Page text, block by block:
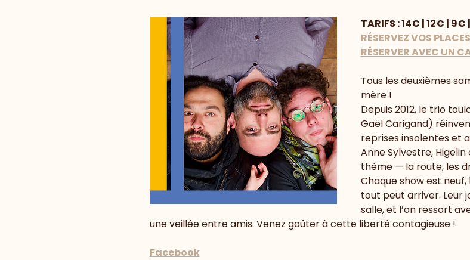
TARIFS : 14€ | 12€ | 9€
RÉSERVEZ VOS PLACES
RÉSERVER AVEC UN
Tous les deuxièmes
mère !
Depuis 2012, le trio
Gaël Carigand)
reprises insolentes et
Anne Sylvestre,
thème — la route, les
Chaque show est
tout peut arriver. Leur
salle, et l’on ressort
une veillée entre amis. Venez goûter à cette liberté contagieuse !
Facebook